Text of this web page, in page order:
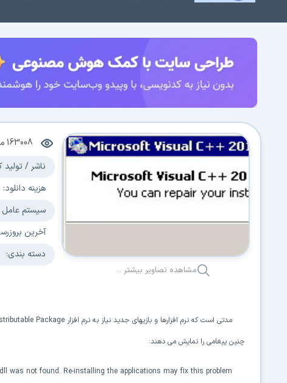
مشاهده تصاویر بیشتر ...
163008
ناشر / تولید
هزینه دانلود:
سیستم
آخرین
دسته بندی:
مدتی است که نرم افزارها و بازیهای جدید نیاز به نرم افزار Package
چنین پیغامی را نمایش می دهند:
was not found. Re-installing the applications may fix this problem.